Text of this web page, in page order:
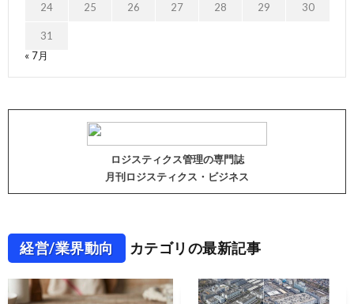
24 25 26 27 28 29 30
31
« 7月
ロジスティクス管理の専門誌
月刊ロジスティクス・ビジネス
経営/業界動向 カテゴリの最新記事